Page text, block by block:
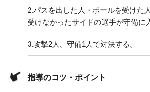
2.パスを出した人・ボールを受けた
受けなかったサイドの選手が守備に
3.攻撃2人、守備1人で対決する。
指導のコツ・ポイント